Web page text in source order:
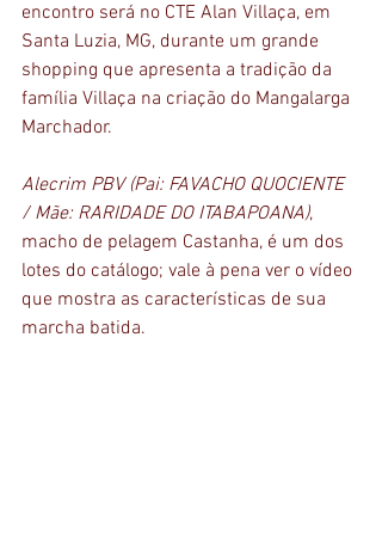
encontro será no CTE Alan Villaça, em
Santa Luzia, MG, durante um grande
shopping que apresenta a tradição da
família Villaça na criação do Mangalarga
Marchador.
Alecrim PBV (Pai: FAVACHO QUOCIENTE
/ Mãe: RARIDADE DO ITABAPOANA),
macho de pelagem Castanha, é um dos
lotes do catálogo; vale à pena ver o vídeo
que mostra as características de sua
marcha batida.